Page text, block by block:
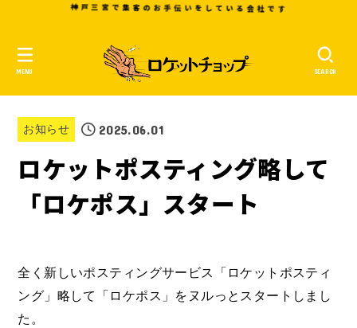
SEARCH
MENU
神戸三宮で集客のお手伝いをしている会社です
お知らせ 2025.06.01
ロケットポスティング略して
「ロケポス」スタート
全く新しいポスティングサービス「ロケットポスティ
ング」略して「ロケポス」をヌルっとスタートしまし
た。